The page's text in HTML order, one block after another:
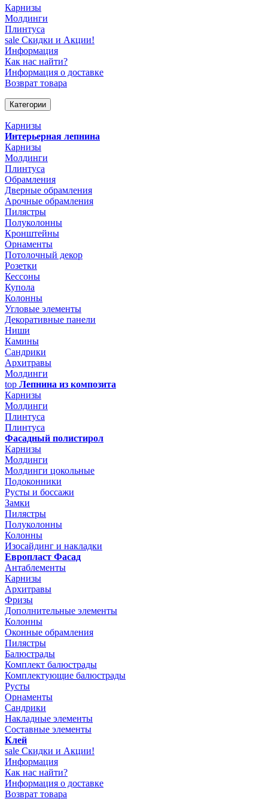
Карнизы
Молдинги
Плинтуса
sale Скидки и Акции!
Информация
Как нас найти?
Информация о доставке
Возврат товара
Категории
Карнизы
Интерьерная лепнина
Карнизы
Молдинги
Плинтуса
Обрамления
Дверные обрамления
Арочные обрамления
Пилястры
Полуколонны
Кронштейны
Орнаменты
Потолочный декор
Розетки
Кессоны
Купола
Колонны
Угловые элементы
Декоративные панели
Ниши
Камины
Сандрики
Архитравы
Молдинги
top Лепнина из композита
Карнизы
Молдинги
Плинтуса
Плинтуса
Фасадный полистирол
Карнизы
Молдинги
Молдинги цокольные
Подоконники
Русты и боссажи
Замки
Пилястры
Полуколонны
Колонны
Изосайдинг и накладки
Европласт Фасад
Антаблементы
Карнизы
Архитравы
Фризы
Дополнительные элементы
Колонны
Оконные обрамления
Пилястры
Балюстрады
Комплект балюстрады
Комплектующие балюстрады
Русты
Орнаменты
Сандрики
Накладные элементы
Составные элементы
Клей
sale Скидки и Акции!
Информация
Как нас найти?
Информация о доставке
Возврат товара